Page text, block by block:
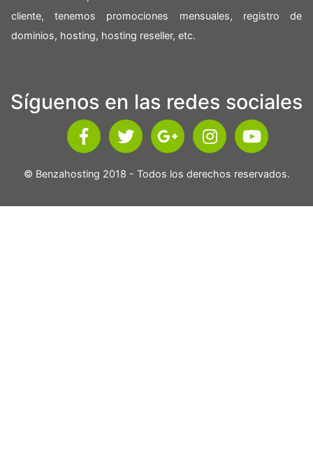
cliente, tenemos promociones mensuales, registro de
dominios, hosting, hosting reseller, etc.
Síguenos en las redes sociales
© Benzahosting 2018 - Todos los derechos reservados.